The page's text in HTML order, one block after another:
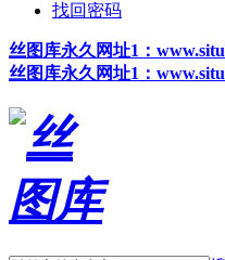
找回密码
丝图 库永久网址1 ：
丝图 库永久网址1 ：